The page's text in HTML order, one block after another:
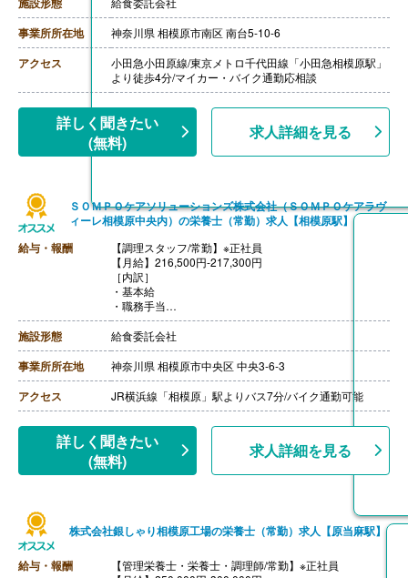
・時間外手当（超過1分から支給）
・精皆勤手当 6,000円（規定あり）
【賞与】年2回（計2.08ヶ月分）※前年度実績
【通勤手当】あり（上限50,000円/月）
【昇給】あり
【退職金】あり※勤続3年以上
【調理主任/常勤】※正社員
【月給】217,300円-260,100円
［内訳］
・基本給
・職務手当
・時間外手当（超過1分から支給）
・精皆勤手当 6,000円（規定あり）
【通勤手当】あり（上限50,000円/月）
【昇給】あり
【退職金】あり※勤続3年以上
事業所所在地 神奈川県 相模原市南区 南台5-10-6
アクセス
小田急小田原線/東京メトロ千代田線「小田急相模原駅」
より徒歩4分/マイカー・バイク通勤応相談
詳しく聞きたい
(無料)
求人詳細を見る
ＳＯＭＰＯケアソリューションズ株式会社（ＳＯＭＰＯケアラヴ
ィーレ相模原中央内）の栄養士（常勤）求人【相模原駅】
給与・報酬
【調理スタッフ/常勤】※正社員
【月給】216,500円-217,300円
［内訳］
・基本給
・職務手当
・働きがい向上手当 10,000円
［その他手当］
・時間外手当（超過1分から支給）
・精皆勤手当 6,000円（規定あり）
【賞与】年2回（計2.08ヶ月分）※前年度実績
【通勤手当】あり（上限50,000円/月）
【昇給】あり
施設形態 給食委託会社
事業所所在地 神奈川県 相模原市中央区 中央3-6-3
アクセス JR横浜線「相模原」駅よりバス7分/バイク通勤可能
詳しく聞きたい
(無料)
求人詳細を見る
株式会社銀しゃり相模原工場の栄養士（常勤）求人【原当麻駅】
給与・報酬
【管理栄養士・栄養士・調理師/常勤】※正社員